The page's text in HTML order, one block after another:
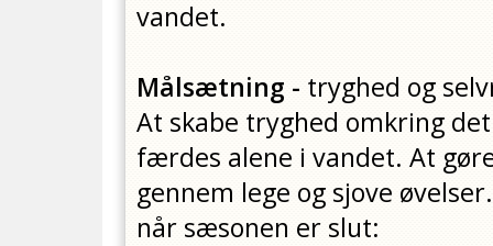
vandet.
Målsætning - tryghed og
At skabe tryghed omkring
færdes alene i vandet. At
gennem lege og sjove
når sæsonen er slut: